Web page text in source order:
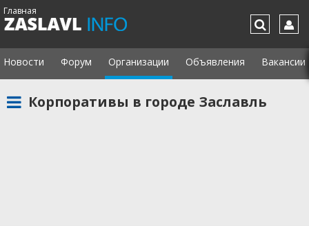
Главная
Новости Форум Организации Объявления Вакансии
Корпоративы в городе Заславль